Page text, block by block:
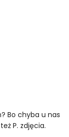
Bo chyba u nas
P. zdjęcia.